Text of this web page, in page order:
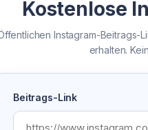
Kostenlose
Instagram-Beitrags-
erhalten.
Beitrags-Link